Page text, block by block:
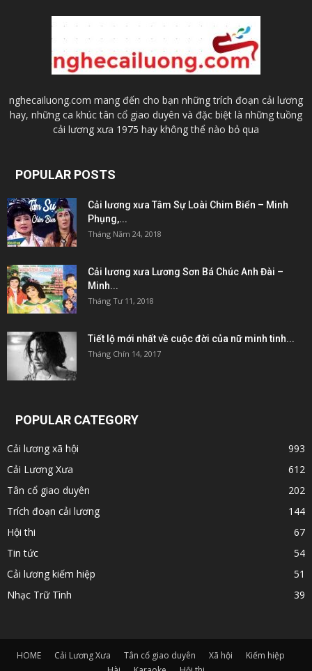
nghecailuong.com mang đến cho bạn những trích đoạn cải lương
hay, những ca khúc tân cổ giao duyên và đặc biệt là những tuồng
cải lương xưa 1975 hay không thể nào bỏ qua
POPULAR POSTS
Cải lương xưa Tâm Sự Loài Chim Biển – Minh
Phụng,...
Tháng Năm 24, 2018
Cải lương xưa Lương Sơn Bá Chúc Anh Đài –
Minh...
Tháng Tư 11, 2018
Tiết lộ mới nhất về cuộc đời của nữ minh tinh...
Tháng Chín 14, 2017
POPULAR CATEGORY
Cải lương xã hội
993
Cải Lương Xưa
612
Tân cổ giao duyên
202
Trích đoạn cải lương
144
Hội thi
67
Tin tức
54
Cải lương kiếm hiệp
51
Nhạc Trữ Tình
39
HOME Cải Lương Xưa Tân cổ giao duyên Xã hội
Kiếm hiệp